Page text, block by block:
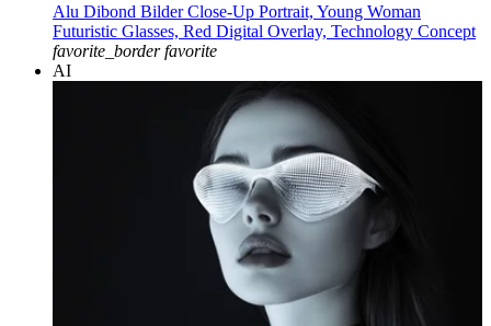
Alu Dibond Bilder Close-Up Portrait, Young Woman
Futuristic Glasses, Red Digital Overlay, Technology Concept
favorite_border favorite
AI